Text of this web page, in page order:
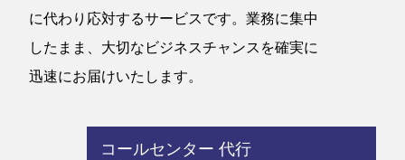
に代わり応対するサービスです。業務に集中
したまま、大切なビジネスチャンスを確実に
迅速にお届けいたします。
コールセンター 代行